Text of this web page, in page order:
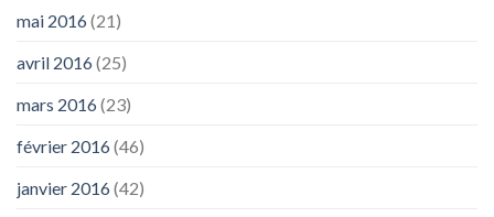
mai 2016(21)
avril 2016(25)
mars 2016(23)
février 2016(46)
janvier 2016(42)